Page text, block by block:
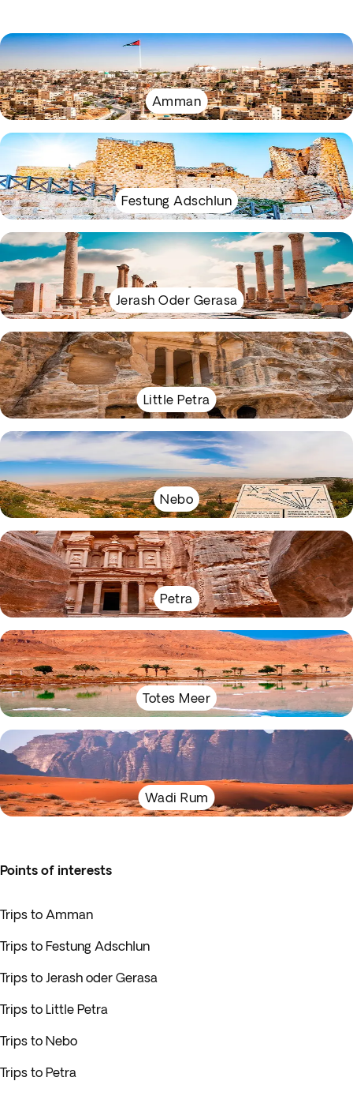
Amman
Festung Adschlun
Jerash Oder Gerasa
Little Petra
Nebo
Petra
Totes Meer
Wadi Rum
Points of interests
Trips to Amman
Trips to Festung Adschlun
Trips to Jerash oder Gerasa
Trips to Little Petra
Trips to Nebo
Trips to Petra